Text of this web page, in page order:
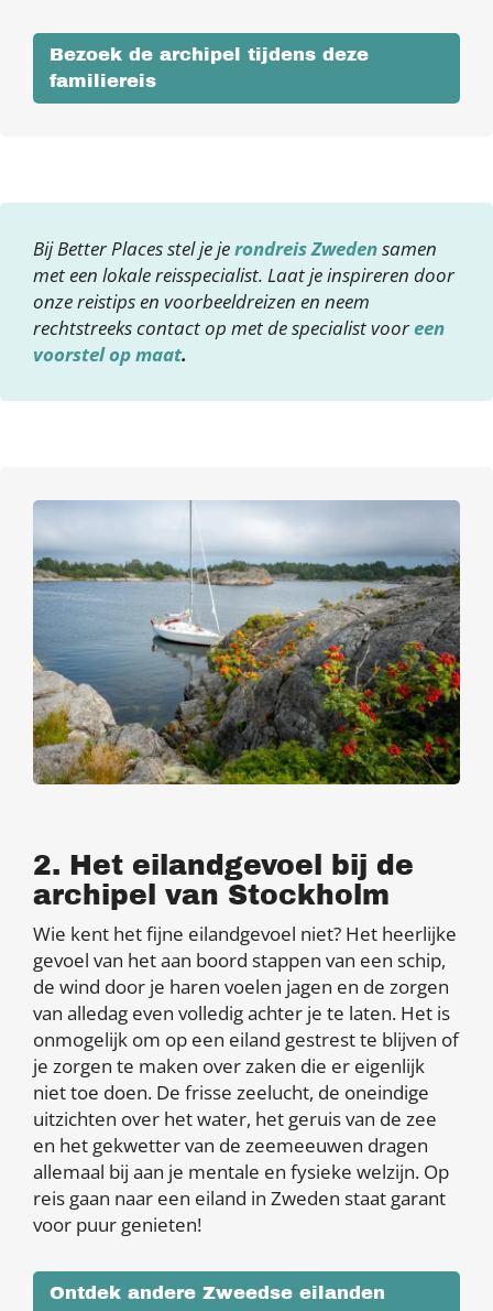
Bezoek de archipel tijdens deze
familiereis
Bij Better Places stel je jerondreis Zwedensamen
met een lokale reisspecialist. Laat je inspireren door
onze reistips en voorbeeldreizen en neem
rechtstreeks contact op met de specialist vooreen
voorstel op maat.
2. Het eilandgevoel bij de
archipel van Stockholm
Wie kent het fijne eilandgevoel niet? Het heerlijke
gevoel van het aan boord stappen van een schip,
de wind door je haren voelen jagen en de zorgen
van alledag even volledig achter je te laten. Het is
onmogelijk om op een eiland gestrest te blijven of
je zorgen te maken over zaken die er eigenlijk
niet toe doen. De frisse zeelucht, de oneindige
uitzichten over het water, het geruis van de zee
en het gekwetter van de zeemeeuwen dragen
allemaal bij aan je mentale en fysieke welzijn. Op
reis gaan naar een eiland in Zweden staat garant
voor puur genieten!
Ontdek andere Zweedse eilanden